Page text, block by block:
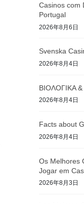
Casinos com
Portugal
2026年8月6日
Svenska
2026年8月4日
ΒΙΟΛΟΓΙΚΑ &
2026年8月4日
Facts about
2026年8月4日
Os Melhores
Jogar em
2026年8月3日